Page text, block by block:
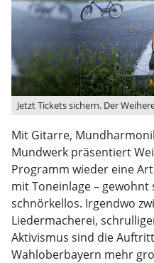
Jetzt Tickets sichern. Der
Mit Gitarre,
Mundwerk präsentiert
Programm wieder eine
mit Toneinlage –
schnörkellos. Irgendwo
Liedermacherei,
Aktivismus sind die
Wahloberbayern mehr